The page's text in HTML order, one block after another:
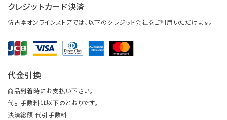
クレジットカード決済
仿古堂オンラインストアでは、以下のクレジット会社をご利用いただけます。
代金引換
商品到着時にお支払い下さい。
代引手数料は以下のとおりです。
決済総額 代引手数料